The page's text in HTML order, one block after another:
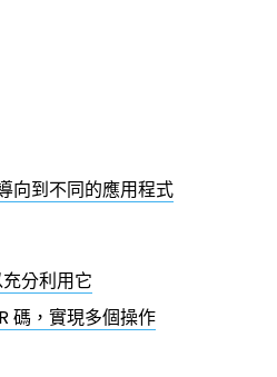
向到不同的應用程式
分利用它
碼，實現多個操作